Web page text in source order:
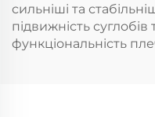
сильніші та
підвижність
функціональність